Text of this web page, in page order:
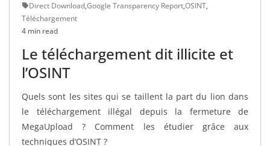
Direct Download,Google Transparency Report,OSINT,
Téléchargement
4 min read
Le téléchargement dit illicite et
l’OSINT
Quels sont les sites qui se taillent la part du lion dans
le téléchargement illégal depuis la fermeture de
MegaUpload ? Comment les étudier grâce aux
techniques d’OSINT ?